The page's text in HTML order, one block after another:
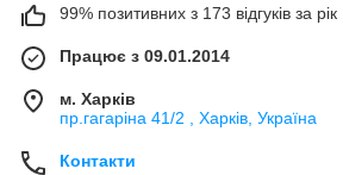
99% позитивних з 173 відгуків за рік
Працює з 09.01.2014
м. Харків
пр.гагаріна 41/2 , Харків, Україна
Контакти